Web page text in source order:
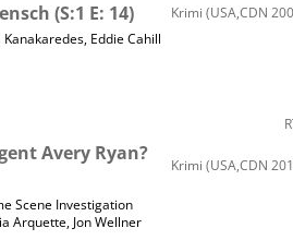
(S:1 E: 14) Krimi (USA,CDN
Kanakaredes, Eddie Cahill
Avery Ryan?
Krimi (USA,CDN
Scene Investigation
Arquette, Jon Wellner